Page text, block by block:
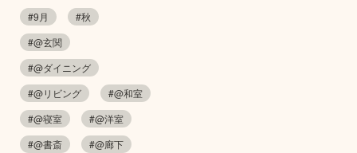
#9月
#秋
#@玄関
#@ダイニング
#@リビング
#@和室
#@寝室
#@洋室
#@書斎
#@廊下